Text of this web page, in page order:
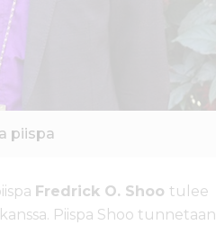
piispa
Fredrick O. Shoo tulee
kanssa. Piispa Shoo tunnetaan